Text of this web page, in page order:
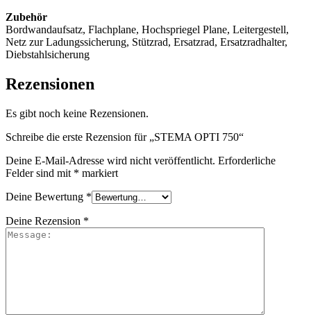
Zubehör
Bordwandaufsatz, Flachplane, Hochspriegel Plane, Leitergestell,
Netz zur Ladungssicherung, Stützrad, Ersatzrad, Ersatzradhalter,
Diebstahlsicherung
Rezensionen
Es gibt noch keine Rezensionen.
Schreibe die erste Rezension für „STEMA OPTI 750“
Deine E-Mail-Adresse wird nicht veröffentlicht. Erforderliche
Felder sind mit * markiert
Deine Bewertung *
Deine Rezension *